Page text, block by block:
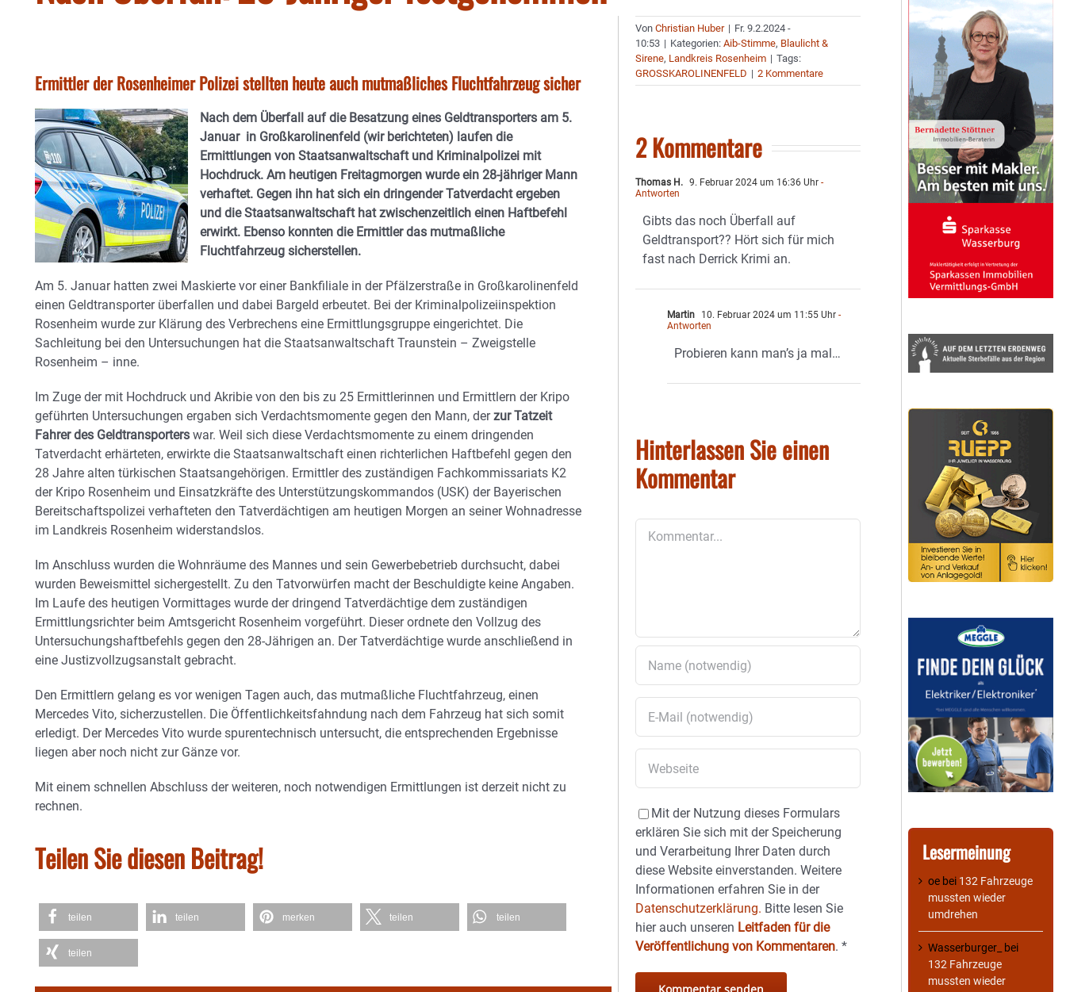
Ermittler der Rosenheimer Polizei stellten heute auch mutmaßliches Fluchtfahrzeug sicher
Nach dem Überfall auf die Besatzung eines Geldtransporters am 5.
Januar in Großkarolinenfeld (wir berichteten) laufen die
Ermittlungen von Staatsanwaltschaft und Kriminalpolizei mit
Hochdruck. Am heutigen Freitagmorgen wurde ein 28-jähriger Mann
verhaftet. Gegen ihn hat sich ein dringender Tatverdacht ergeben
und die Staatsanwaltschaft hat zwischenzeitlich einen Haftbefehl
erwirkt. Ebenso konnten die Ermittler das mutmaßliche
Fluchtfahrzeug sicherstellen.
Am 5. Januar hatten zwei Maskierte vor einer Bankfiliale in der Pfälzerstraße in Großkarolinenfeld
einen Geldtransporter überfallen und dabei Bargeld erbeutet. Bei der Kriminalpolizeiinspektion
Rosenheim wurde zur Klärung des Verbrechens eine Ermittlungsgruppe eingerichtet. Die
Sachleitung bei den Untersuchungen hat die Staatsanwaltschaft Traunstein – Zweigstelle
Rosenheim – inne.
Im Zuge der mit Hochdruck und Akribie von den bis zu 25 Ermittlerinnen und Ermittlern der Kripo
geführten Untersuchungen ergaben sich Verdachtsmomente gegen den Mann, derzur Tatzeit
Fahrer des Geldtransporters war. Weil sich diese Verdachtsmomente zu einem dringenden
Tatverdacht erhärteten, erwirkte die Staatsanwaltschaft einen richterlichen Haftbefehl gegen den
28 Jahre alten türkischen Staatsangehörigen. Ermittler des zuständigen Fachkommissariats K2
der Kripo Rosenheim und Einsatzkräfte des Unterstützungskommandos (USK) der Bayerischen
Bereitschaftspolizei verhafteten den Tatverdächtigen am heutigen Morgen an seiner Wohnadresse
im Landkreis Rosenheim widerstandslos.
Im Anschluss wurden die Wohnräume des Mannes und sein Gewerbebetrieb durchsucht, dabei
wurden Beweismittel sichergestellt. Zu den Tatvorwürfen macht der Beschuldigte keine Angaben.
Im Laufe des heutigen Vormittages wurde der dringend Tatverdächtige dem zuständigen
Ermittlungsrichter beim Amtsgericht Rosenheim vorgeführt. Dieser ordnete den Vollzug des
Untersuchungshaftbefehls gegen den 28-Jährigen an. Der Tatverdächtige wurde anschließend in
eine Justizvollzugsanstalt gebracht.
Den Ermittlern gelang es vor wenigen Tagen auch, das mutmaßliche Fluchtfahrzeug, einen
Mercedes Vito, sicherzustellen. Die Öffentlichkeitsfahndung nach dem Fahrzeug hat sich somit
erledigt. Der Mercedes Vito wurde spurentechnisch untersucht, die entsprechenden Ergebnisse
liegen aber noch nicht zur Gänze vor.
Mit einem schnellen Abschluss der weiteren, noch notwendigen Ermittlungen ist derzeit nicht zu
rechnen.
Teilen Sie diesen Beitrag!
teilen teilen merken teilen teilen
teilen
VonChristian Huber | Fr. 9.2.2024 -
10:53 | Kategorien:Aib-Stimme, Blaulicht &
Sirene, Landkreis Rosenheim | Tags:
GROSSKAROLINENFELD | 2 Kommentare
2 Kommentare
Thomas H. 9. Februar 2024 um 16:36 Uhr -
Antworten
Gibts das noch Überfall auf
Geldtransport?? Hört sich für mich
fast nach Derrick Krimi an.
Martin 10. Februar 2024 um 11:55 Uhr -
Antworten
Probieren kann man’s ja mal…
Hinterlassen Sie einen
Kommentar
Mit der Nutzung dieses Formulars
erklären Sie sich mit der Speicherung
und Verarbeitung Ihrer Daten durch
diese Website einverstanden. Weitere
Informationen erfahren Sie in der
Datenschutzerklärung. Bitte lesen Sie
hier auch unseren Leitfaden für die
Veröffentlichung von Kommentaren.*
Lesermeinung
oe bei 132 Fahrzeuge
mussten wieder
umdrehen
Wasserburger_
bei
132 Fahrzeuge
mussten wieder